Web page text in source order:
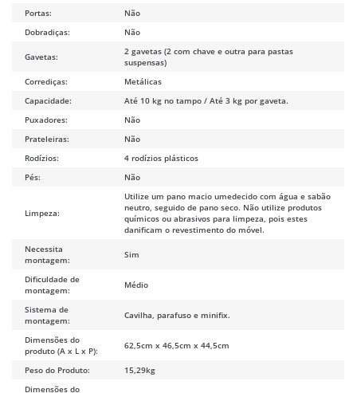
Portas:
Não
Dobradiças:
Não
Gavetas:
2 gavetas (2 com chave e outra para pastas
suspensas)
Corrediças:
Metálicas
Capacidade:
Até 10 kg no tampo / Até 3 kg por gaveta.
Puxadores:
Não
Prateleiras:
Não
Rodízios:
4 rodízios plásticos
Pés:
Não
Limpeza:
Utilize um pano macio umedecido com água e sabão
neutro, seguido de pano seco. Não utilize produtos
químicos ou abrasivos para limpeza, pois estes
danificam o revestimento do móvel.
Necessita
montagem:
Sim
Dificuldade de
montagem:
Médio
Sistema de
montagem:
Cavilha, parafuso e minifix.
Dimensões do
produto (A x L x P):
62,5cm x 46,5cm x 44,5cm
Peso do Produto:
15,29kg
Dimensões do